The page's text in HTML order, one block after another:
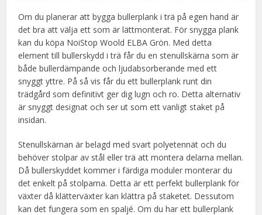
Om du planerar att bygga bullerplank i trä på egen hand är
det bra att välja ett som är lättmonterat. För snygga plank
kan du köpa NoiStop Woold ELBA Grön. Med detta
element till bullerskydd i trä får du en stenullskärna som är
både bullerdämpande och ljudabsorberande med ett
snyggt yttre. På så vis får du ett bullerplank runt din
trädgård som definitivt ger dig lugn och ro. Detta alternativ
är snyggt designat och ser ut som ett vanligt staket på
insidan.
Stenullskärnan är belagd med svart polyetennät och du
behöver stolpar av stål eller trä att montera delarna mellan.
Då bullerskyddet kommer i färdiga moduler monterar du
det enkelt på stolparna. Detta är ett perfekt bullerplank för
växter då klätterväxter kan klättra på staketet. Dessutom
kan det fungera som en spaljé. Om du har ett bullerplank